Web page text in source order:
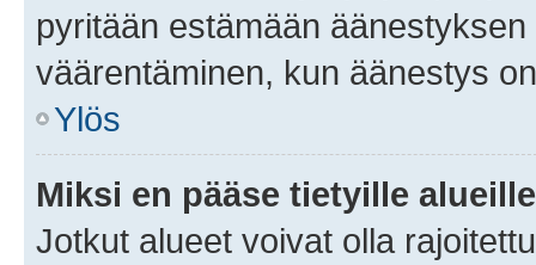
pyritään estämään
väärentäminen, kun äänestys
Ylös
Miksi en pääse tietyille
Jotkut alueet voivat olla